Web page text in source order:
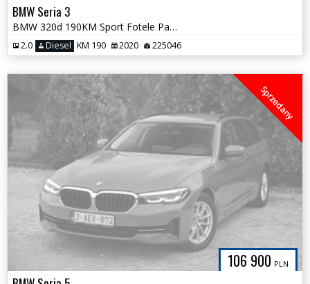
BMW Seria 3
BMW 320d 190KM Sport Fotele Panorama Licznik FULL LED 100%Bezwypadkowa
2.0 Diesel KM 190 2020 225046
106 900 PLN
Sprzedany